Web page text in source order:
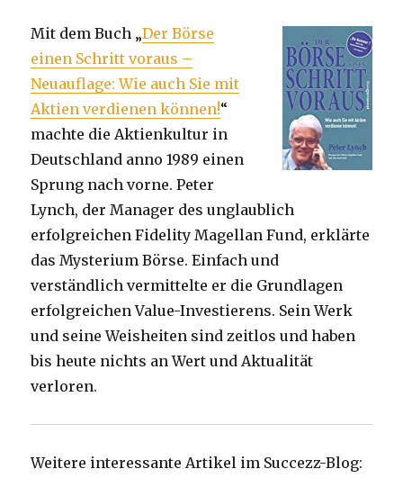
Mit dem Buch „Der Börse
einen Schritt voraus –
Neuauflage: Wie auch Sie mit
Aktien verdienen können!“
machte die Aktienkultur in
Deutschland anno 1989 einen
Sprung nach vorne. Peter
Lynch, der Manager des unglaublich
erfolgreichen Fidelity Magellan Fund, erklärte
das Mysterium Börse. Einfach und
verständlich vermittelte er die Grundlagen
erfolgreichen Value-Investierens. Sein Werk
und seine Weisheiten sind zeitlos und haben
bis heute nichts an Wert und Aktualität
verloren.
Weitere interessante Artikel im Succezz-Blog: